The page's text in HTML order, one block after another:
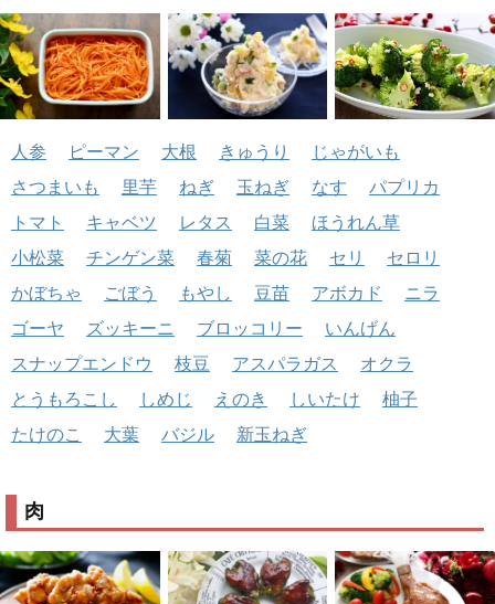
人参 ピーマン 大根 きゅうり
じゃがいも
さつまいも
里芋 ねぎ 玉ねぎ なす
パプリカ
トマト
キャベツ レタス 白菜
ほうれん草
小松菜
チンゲン菜 春菊 菜の花 セリ
セロリ
かぼちゃ
ごぼう もやし 豆苗 アボカド
ニラ
ゴーヤ
ズッキーニ ブロッコリー
いんげん
スナップエンドウ
枝豆 アスパラガス
オクラ
とうもろこし
しめじ えのき しいたけ
柚子
たけのこ
大葉 バジル 新玉ねぎ
肉